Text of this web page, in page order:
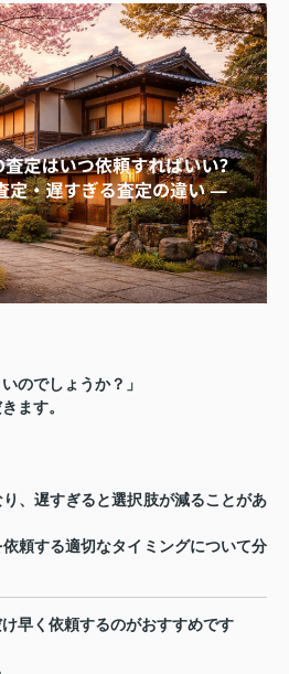
のでしょうか？」
ます。
、遅すぎると選択肢が減ることがあ
頼する適切なタイミングについて分
早く依頼するのがおすすめです